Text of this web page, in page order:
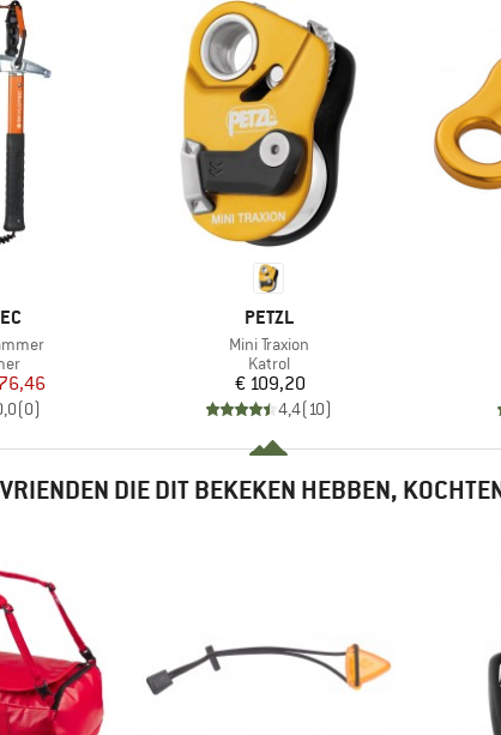
prijs
(0)
MERK
PETZL
Artikel
Mini Traxion
Productgroep
Katrol
Prijs
€ 109,20
4,4(10)
DIE DIT BEKEKEN HEBBEN,